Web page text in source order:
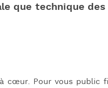
Le Onze Quatre-
Les Midis-Jazz
que technique
cœur. Pour vous public